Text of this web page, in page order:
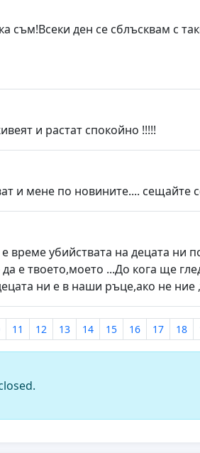
съм!Всеки ден се сблъсквам с
и растат спокойно !!!!!
и мене по новините.... сещайте
време убийствата на децата ни
е твоето,моето ...До кога ще
ни е в наши ръце,ако не ние
11 12 13 14 15 16 17 18